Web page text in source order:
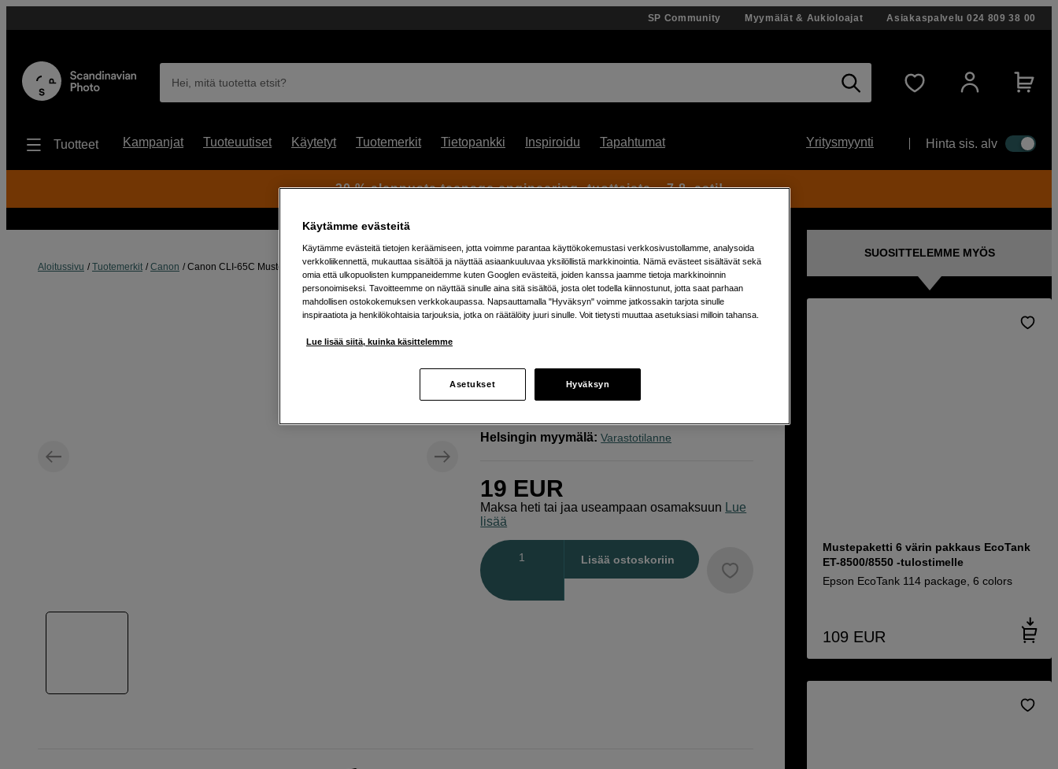
SP Community Myymälät & Aukioloajat Asiakaspalvelu 024 809 38 00
Hei, mitä tuotetta etsit?
Tuotteet Kampanjat Tuoteuutiset Käytetyt Tuotemerkit Tietopankki Inspiroidu Tapahtumat Yritysmyynti Hinta sis. alv
Aloitussivu Tuotemerkit Canon Canon CLI-65C Mustepatruuna PRO 200
Artikkeli: 1049805
Canon CLI-65C Mustepatruuna PRO 200
Helsingin myymälä: Varastotilanne
19 EUR
Maksa heti tai jaa useampaan osamaksuun
Lue
lisää
Lisää ostoskoriin
SUOSITTELEMME MYÖS
Mustepaketti 6 värin pakkaus EcoTank
ET-8500/8550 -tulostimelle
Epson EcoTank 114 package, 6 colors
109 EUR
30 % alennusta teenage engineering -tuotteista – 7.8. asti!
Käytämme evästeitä
Käytämme evästeitä tietojen keräämiseen, jotta voimme parantaa käyttökokemustasi verkkosivustollamme, analysoida
verkkoliikennettä, mukauttaa sisältöä ja näyttää asiaankuuluvaa yksilöllistä markkinointia. Nämä evästeet sisältävät sekä
omia että ulkopuolisten kumppaneidemme kuten Googlen evästeitä, joiden kanssa jaamme tietoja markkinoinnin
personoimiseksi. Tavoitteemme on näyttää sinulle aina sitä sisältöä, josta olet todella kiinnostunut, jotta saat parhaan
mahdollisen ostokokemuksen verkkokaupassa. Napsauttamalla "Hyväksyn" voimme jatkossakin tarjota sinulle
inspiraatiota ja henkilökohtaisia tarjouksia, jotka on räätälöity juuri sinulle. Voit tietysti muuttaa asetuksiasi milloin tahansa.
Lue lisää siitä, kuinka käsittelemme
Asetukset Hyväksyn